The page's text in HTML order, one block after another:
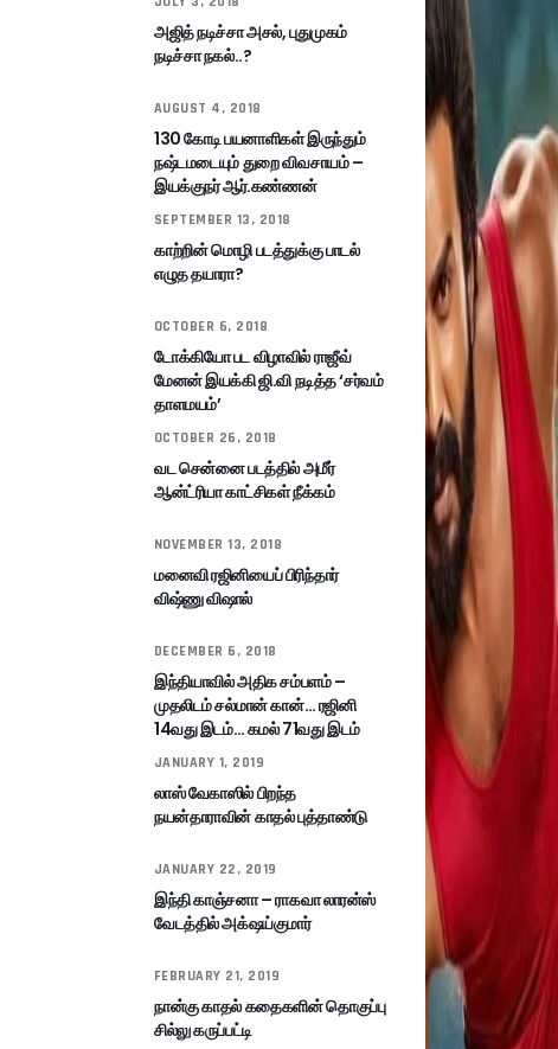
அஜித் நடிச்சா அசல், புதுமுகம்
நடிச்சா நகல்..?
AUGUST 4, 2018
130 கோடி பயனாளிகள் இருந்தும்
நஷ்டமடையும் துறை விவசாயம் –
இயக்குநர் ஆர்.கண்ணன்
SEPTEMBER 13, 2018
காற்றின் மொழி படத்துக்கு பாடல்
எழுத தயாரா?
OCTOBER 6, 2018
டோக்கியோ பட விழாவில் ராஜீவ்
மேனன் இயக்கி ஜி.வி நடித்த ‘சர்வம்
தாளமயம்’
OCTOBER 26, 2018
வட சென்னை படத்தில் அமீர்
ஆன்ட்ரியா காட்சிகள் நீக்கம்
NOVEMBER 13, 2018
மனைவி ரஜினியைப் பிரிந்தார்
விஷ்ணு விஷால்
DECEMBER 6, 2018
இந்தியாவில் அதிக சம்பளம் –
முதலிடம் சல்மான் கான்… ரஜினி
14வது இடம்… கமல் 71வது இடம்
JANUARY 1, 2019
லாஸ் வேகாஸில் பிறந்த
நயன்தாராவின் காதல் புத்தாண்டு
JANUARY 22, 2019
இந்தி காஞ்சனா – ராகவா லாரன்ஸ்
வேடத்தில் அக்‌ஷய்குமார்
FEBRUARY 21, 2019
நான்கு காதல் கதைகளின் தொகுப்பு
சில்லு கருப்பட்டி